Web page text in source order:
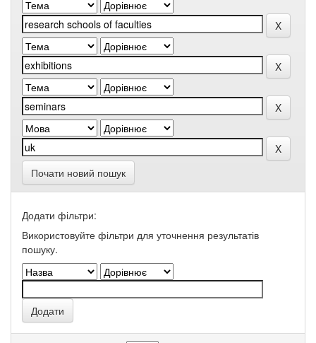
Почати новий пошук
Додати фільтри:
Використовуйте фільтри для уточнення результатів
пошуку.